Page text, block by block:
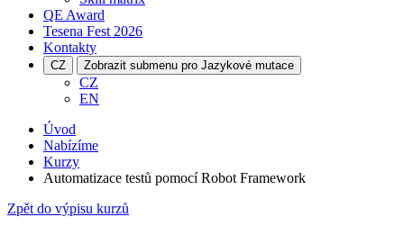
QE Award
Tesena Fest 2026
Kontakty
CZ Zobrazit submenu pro Jazykové mutace
CZ
EN
Úvod
Nabízíme
Kurzy
Automatizace testů pomocí Robot Framework
Zpět do výpisu kurzů